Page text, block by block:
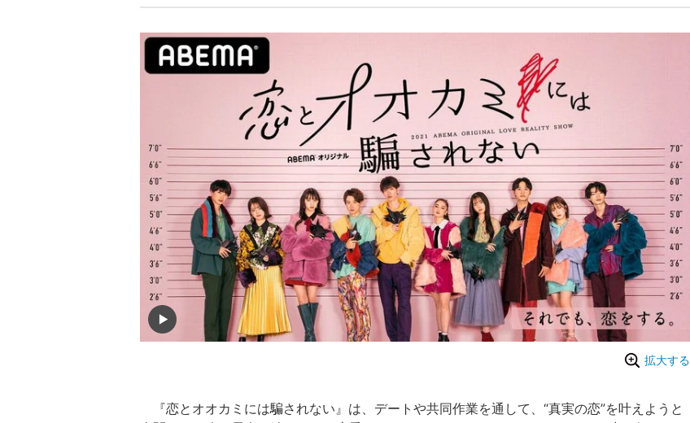
拡大する
『恋とオオカミには騙されない』は、デートや共同作業を通して、“真実の恋”を叶えようと